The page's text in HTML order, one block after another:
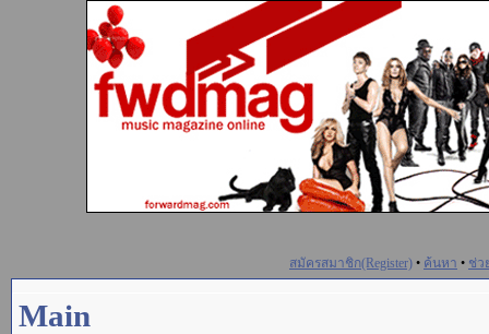
สมัครสมาชิก(Register) • ค้นหา • ช่ว
Main